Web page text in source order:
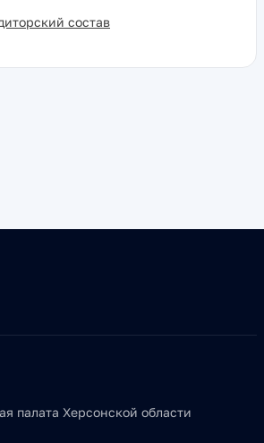
состав
палата Херсонской области